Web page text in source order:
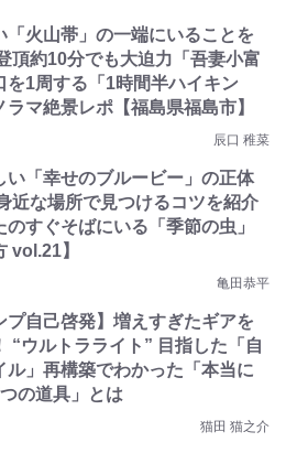
「火山帯」の一端にいることを
頂約10分でも大迫力「吾妻小富
を1周する「1時間半ハイキン
ラマ絶景レポ【福島県福島市】
辰口 稚菜
い「幸せのブルービー」の正体
近な場所で見つけるコツを紹介
のすぐそばにいる「季節の虫」
vol.21】
亀田恭平
プ自己啓発】増えすぎたギアを
“ウルトラライト” 目指した「自
ル」再構築でわかった「本当に
の道具」とは
猫田 猫之介